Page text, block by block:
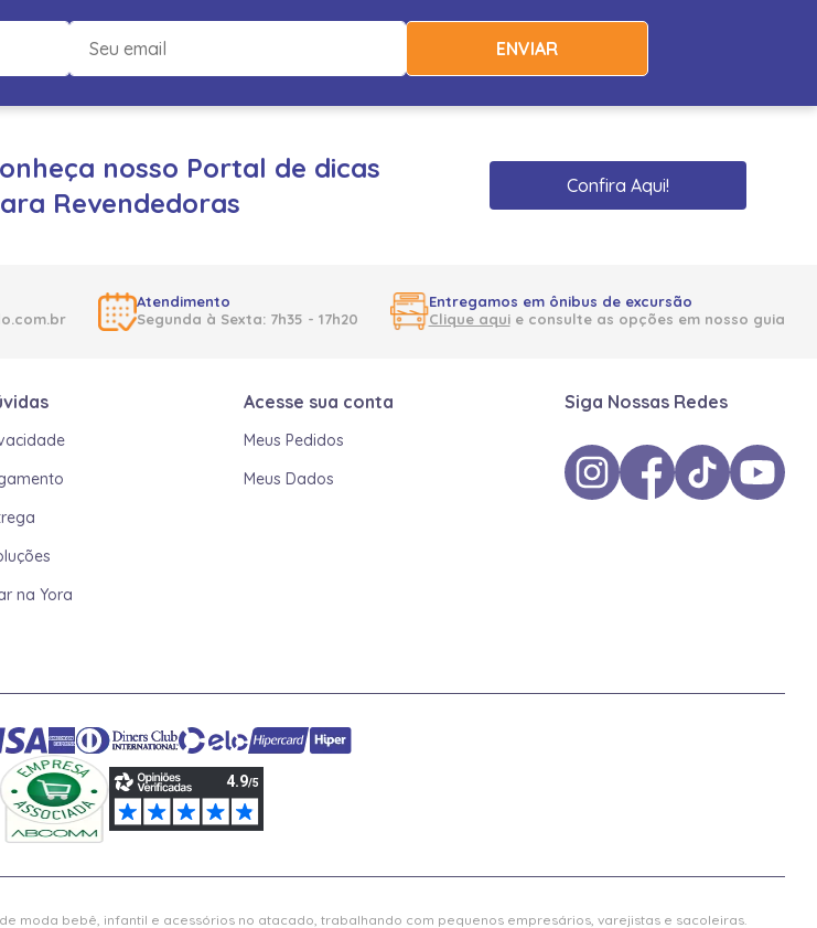
ENVIAR
nosso Portal de dicas
Revendedoras
Confira Aqui!
Atendimento
Segunda à Sexta: 7h35 - 17h20
Entregamos em ônibus de excursão
Clique aquie consulte as opções em nosso guia
na Yora
Acesse sua conta
Meus Pedidos
Meus Dados
Siga Nossas Redes
moda bebê, infantil e acessórios no atacado, trabalhando com pequenos empresários, varejistas e sacoleiras.